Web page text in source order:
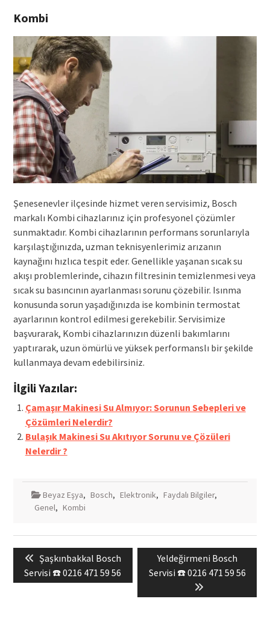
Kombi
Şenesenevler ilçesinde hizmet veren servisimiz, Bosch
markalı Kombi cihazlarınız için profesyonel çözümler
sunmaktadır. Kombi cihazlarının performans sorunlarıyla
karşılaştığınızda, uzman teknisyenlerimiz arızanın
kaynağını hızlıca tespit eder. Genellikle yaşanan sıcak su
akışı problemlerinde, cihazın filtresinin temizlenmesi veya
sıcak su basıncının ayarlanması sorunu çözebilir. Isınma
konusunda sorun yaşadığınızda ise kombinin termostat
ayarlarının kontrol edilmesi gerekebilir. Servisimize
başvurarak, Kombi cihazlarınızın düzenli bakımlarını
yaptırarak, uzun ömürlü ve yüksek performanslı bir şekilde
kullanmaya devam edebilirsiniz.
İlgili Yazılar:
Çamaşır Makinesi Su Almıyor: Sorunun Sebepleri ve
Çözümleri Nelerdir?
Bulaşık Makinesi Su Akıtıyor Sorunu ve Çözüleri
Nelerdir ?
Beyaz Eşya, Bosch, Elektronik, Faydalı Bilgiler,
Genel, Kombi
Yazı
gezinmesi
Previous
post:
Şaşkınbakkal Bosch
Servisi ☎️ 0216 471 59 56
Next
post:
Yeldeğirmeni Bosch
Servisi ☎️ 0216 471 59 56